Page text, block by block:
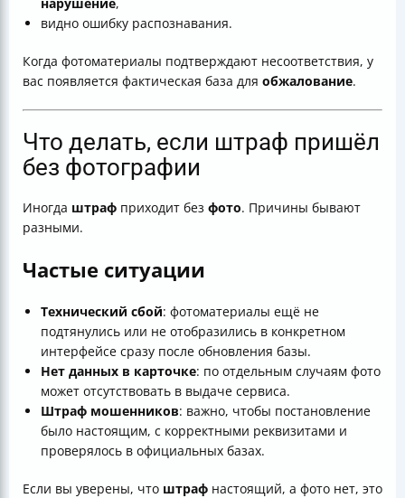
нарушение,
видно ошибку распознавания.
Когда фотоматериалы подтверждают несоответствия, у
вас появляется фактическая база для обжалование.
Что делать, если штраф пришёл
без фотографии
Иногда штраф приходит без фото. Причины бывают
разными.
Частые ситуации
Технический сбой: фотоматериалы ещё не
подтянулись или не отобразились в конкретном
интерфейсе сразу после обновления базы.
Нет данных в карточке: по отдельным случаям фото
может отсутствовать в выдаче сервиса.
Штраф мошенников: важно, чтобы постановление
было настоящим, с корректными реквизитами и
проверялось в официальных базах.
Если вы уверены, что штраф настоящий, а фото нет, это